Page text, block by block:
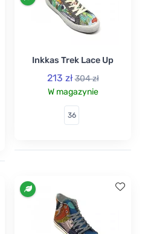
Inkkas Trek Lace Up
213 zł 304 zł
W magazynie
36